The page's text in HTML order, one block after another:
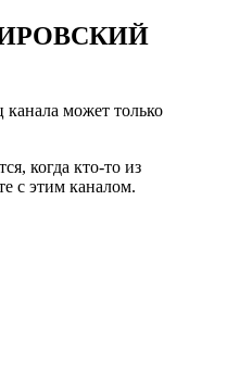
может только
когда кто-то из
с этим каналом.